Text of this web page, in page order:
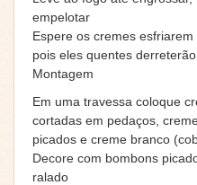
empelotar
Espere os cremes
pois eles quentes
Montagem
Em uma travessa coloque
cortadas em pedaços,
picados e creme branco
Decore com bombons
ralado